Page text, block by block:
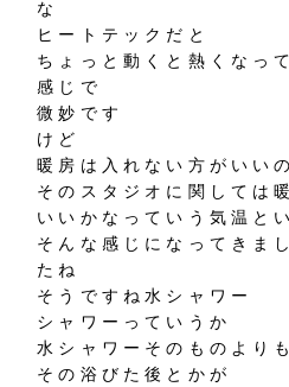
な
ヒートテックだと
ちょっと動くと熱くなっ
感じで
微妙です
けど
暖房は入れない方がいい
そのスタジオに関しては
いいかなっていう気温と
そんな感じになってきまし
たね
そうですね水シャワー
シャワーっていうか
水シャワーそのものよりも
その浴びた後とかが